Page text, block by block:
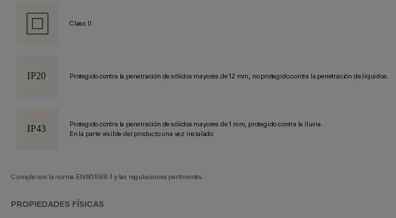
Class II
Protegido contra la penetración de sólidos mayores de 12 mm, no protegido contra la penetración de líquidos.
Protegido contra la penetración de sólidos mayores de 1 mm, protegido contra la lluvia.
En la parte visible del producto una vez instalado
Cumple con la norma EN60598-1 y las regulaciones pertinentes.
PROPIEDADES FÍSICAS